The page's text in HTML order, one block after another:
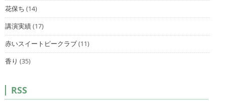
花保ち (14)
講演実績(17)
赤いスイートピークラブ(11)
香り (35)
RSS